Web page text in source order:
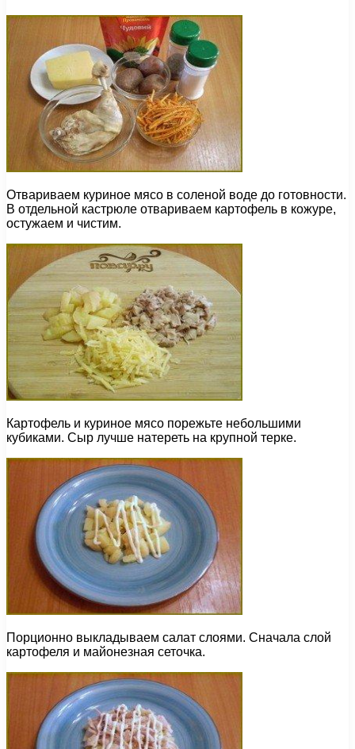
Отвариваем куриное мясо в соленой воде до готовности.
В отдельной кастрюле отвариваем картофель в кожуре,
остужаем и чистим.
Картофель и куриное мясо порежьте небольшими
кубиками. Сыр лучше натереть на крупной терке.
Порционно выкладываем салат слоями. Сначала слой
картофеля и майонезная сеточка.